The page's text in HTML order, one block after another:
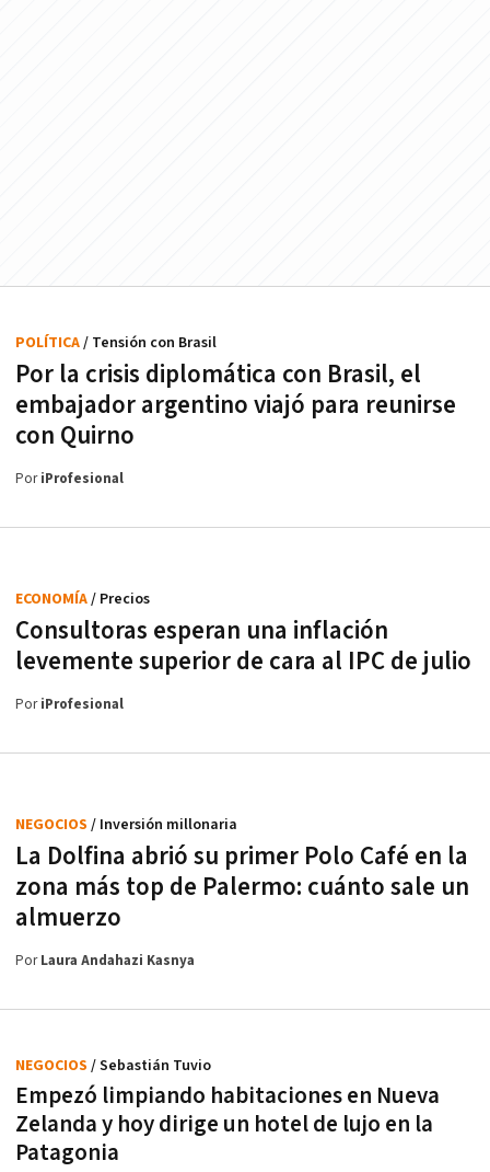
Por la crisis diplomática con Brasil, el
embajador argentino viajó para reunirse
con Quirno
POLÍTICA/ Tensión con Brasil
PoriProfesional
Consultoras esperan una inflación
levemente superior de cara al IPC de julio
ECONOMÍA/ Precios
PoriProfesional
La Dolfina abrió su primer Polo Café en la
zona más top de Palermo: cuánto sale un
almuerzo
NEGOCIOS / Inversión millonaria
PorLaura Andahazi Kasnya
Empezó limpiando habitaciones en Nueva
Zelanda y hoy dirige un hotel de lujo en la
Patagonia
NEGOCIOS / Sebastián Tuvio